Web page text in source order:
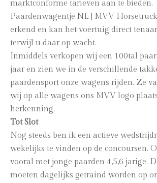
marktconforme tarieven aan te bieden.
Paardenwagentje.NL | MVV
erkend en kan het voertuig direct
terwijl u daar op wacht.
Inmiddels verkopen wij een 100tal
jaar en zien we in de verschillende
paardensport onze wagens rijden. Ze
wij op alle wagens ons MVV logo
herkenning.
Tot Slot
Nog steeds ben ik een actieve
wekelijks te vinden op de concoursen.
vooral met jonge paarden 4,5,6 jarige.
moeten dagelijks getraind worden op